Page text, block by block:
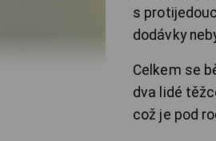
s
dodávky
Celkem se
dva lidé
což je pod